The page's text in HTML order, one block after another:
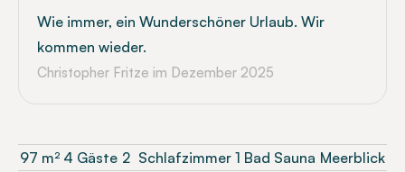
Wie immer, ein Wunderschöner Urlaub. Wir
kommen wieder.
Christopher Fritze im Dezember 2025
97 m² 4 Gäste 2 Schlafzimmer 1 Bad Sauna Meerblick